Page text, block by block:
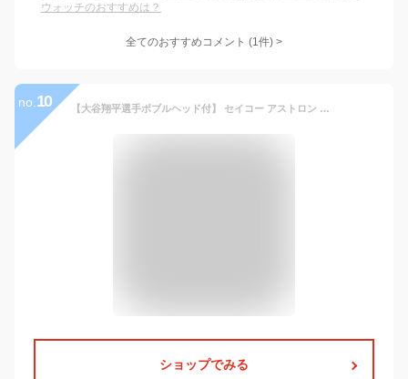
ウォッチのおすすめは？
全てのおすすめコメント (1件) >
no. 10 【大谷翔平選手ボブルヘッド付】 セイコー アストロン ネクスター ワールドタイム 日本製 電波ソーラー メンズ 腕時計 ブランド SBXY039 SEIKO ASTRON ブラック 成人祝い プレゼント ギフト
ショップでみる